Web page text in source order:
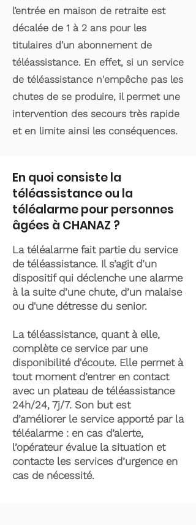
l’entrée en maison de retraite est
décalée de 1 à 2 ans pour les
titulaires d’un abonnement de
téléassistance. En effet, si un service
de téléassistance n'empêche pas les
chutes de se produire, il permet une
intervention des secours très rapide
et en limite ainsi les conséquences.
En quoi consiste la
téléassistance ou la
téléalarme pour personnes
âgées à CHANAZ ?
La téléalarme fait partie du service
de téléassistance. Il s’agit d’un
dispositif qui déclenche une alarme
à la suite d’une chute, d’un malaise
ou d'une détresse du senior.
La téléassistance, quant à elle,
complète ce service par une
disponibilité d'écoute. Elle permet à
tout moment d’entrer en contact
avec un plateau de téléassistance
24h/24, 7j/7. Son but est
d’améliorer le service apporté par la
téléalarme : en cas d’alerte,
l’opérateur évalue la situation et
contacte les services d’urgence en
cas de nécessité.